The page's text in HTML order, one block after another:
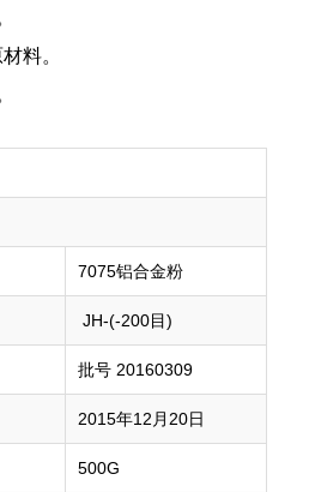
料。
7075铝合金粉
JH-(-200目)
批号 20160309
2015年12月20日
500G